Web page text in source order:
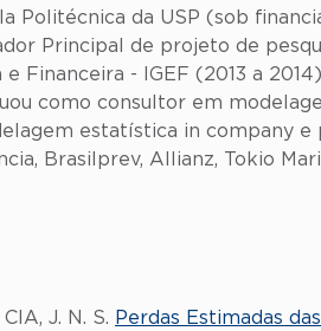
da USP (sob
Principal de projeto de
Financeira - IGEF (2013 a
como consultor em
estatística in company
Brasilprev, Allianz, Tokio
J. N. S. Perdas Estimadas